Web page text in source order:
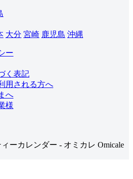
大分 宮崎 鹿児島 沖縄
ー
く表記
用される方へ
へ
様
ーカレンダー - オミカレ Omicale